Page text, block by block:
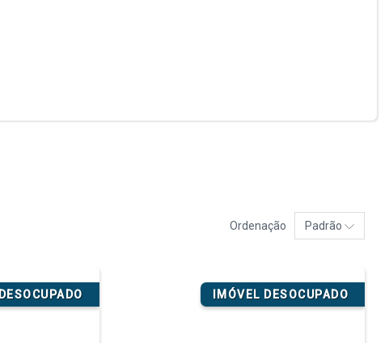
Ordenação Padrão
IMÓVEL DESOCUPADO